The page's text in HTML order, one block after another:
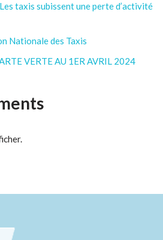
taxis subissent une perte d’activité
Nationale des Taxis
VERTE AU 1ER AVRIL 2024